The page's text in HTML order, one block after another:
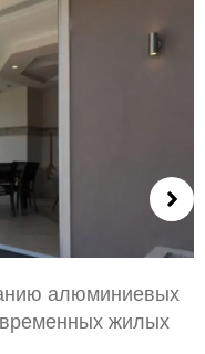
для спальни и